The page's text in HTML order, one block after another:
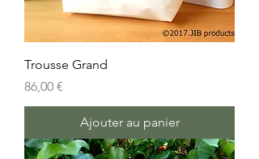
Trousse Grand
Prix
86,00 €
Ajouter au panier